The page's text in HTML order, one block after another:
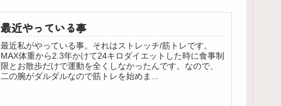
最近やっている事
最近私がやっている事。それはストレッチ/筋トレです。
MAX体重から2.3年かけて24キロダイエットした時に食事制
限とお散歩だけで運動を全くしなかったんです。なので、
二の腕がダルダルなので筋トレを始めま...